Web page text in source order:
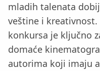
mladih talenata
veštine i kreativnost.
konkursa je ključno
domaće
autorima koji imaju